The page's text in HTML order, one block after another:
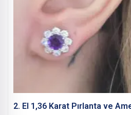
2. El 1,36 Karat Pırlanta ve